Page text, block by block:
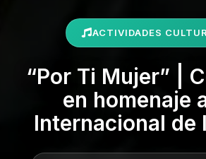
ACTIVIDADES
“Por Ti Mujer” |
en homenaje
Internacional de